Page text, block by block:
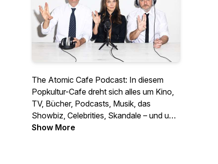
The Atomic Cafe Podcast: In diesem
Popkultur-Cafe dreht sich alles um Kino,
TV, Bücher, Podcasts, Musik, das
Showbiz, Celebrities, Skandale – und um
all die wunderbaren Nerd-Dinge, mit
Show More